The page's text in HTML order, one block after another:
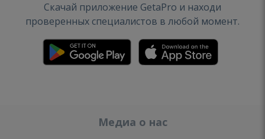
Скачай приложение GetaPro и находи
проверенных специалистов в любой момент.
Медиа о нас